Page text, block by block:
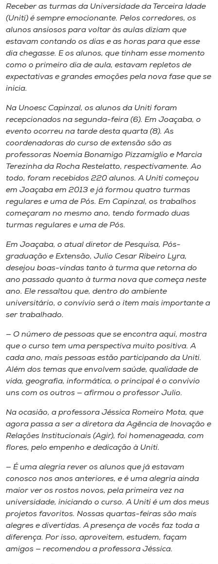
Store
Selecione
Receber as turmas da Universidade da Terceira Idade
(Uniti) é sempre emocionante. Pelos corredores, os
alunos ansiosos para voltar às aulas diziam que
estavam contando os dias e as horas para que esse
dia chegasse. E os alunos, que tinham esse momento
como o primeiro dia de aula, estavam repletos de
expectativas e grandes emoções pela nova fase que se
inicia.
Na Unoesc Capinzal, os alunos da Uniti foram
recepcionados na segunda-feira (6). Em Joaçaba, o
evento ocorreu na tarde desta quarta (8). As
coordenadoras do curso de extensão são as
professoras Noemia Bonamigo Pizzamiglio e Marcia
Terezinha da Rocha Restelatto, respectivamente. Ao
todo, foram recebidos 220 alunos. A Uniti começou
em Joaçaba em 2013 e já formou quatro turmas
regulares e uma de Pós. Em Capinzal, os trabalhos
começaram no mesmo ano, tendo formado duas
turmas regulares e uma de Pós.
Em Joaçaba, o atual diretor de Pesquisa, Pós-
graduação e Extensão, Julio Cesar Ribeiro Lyra,
desejou boas-vindas tanto à turma que retorna do
ano passado quanto à turma nova que começa neste
ano. Ele ressaltou que, dentro do ambiente
universitário, o convívio será o item mais importante a
ser trabalhado.
— O número de pessoas que se encontra aqui, mostra
que o curso tem uma perspectiva muito positiva. A
cada ano, mais pessoas estão participando da Uniti.
Além dos temas que envolvem saúde, qualidade de
vida, geografia, informática, o principal é o convívio
uns com os outros — afirmou o professor Julio.
Na ocasião, a professora Jéssica Romeiro Mota, que
agora passa a ser a diretora da Agência de Inovação e
Relações Institucionais (Agir), foi homenageada, com
flores, pelo empenho e dedicação à Uniti.
— É uma alegria rever os alunos que já estavam
conosco nos anos anteriores, e é uma alegria ainda
maior ver os rostos novos, pela primeira vez na
universidade, iniciando o curso. A Uniti é um dos meus
projetos favoritos. Nossas quartas-feiras são mais
alegres e divertidas. A presença de vocês faz toda a
diferença. Por isso, aproveitem, estudem, façam
amigos — recomendou a professora Jéssica.